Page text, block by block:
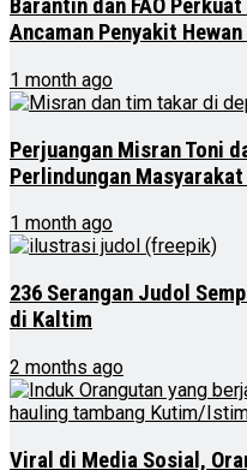
Barantin dan FAO
Ancaman Penyakit
1 month ago
Perjuangan Misran Toni
Perlindungan
1 month ago
236 Serangan Judol
di Kaltim
2 months ago
Viral di Media Sosial,